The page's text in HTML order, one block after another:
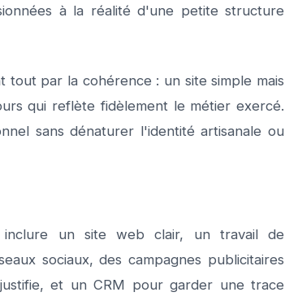
à la réalité d'une petite structure
tout par la cohérence : un site simple mais
qui reflète fidèlement le métier exercé.
sans dénaturer l'identité artisanale ou
inclure un site web clair, un travail de
sociaux, des campagnes publicitaires
et un CRM pour garder une trace